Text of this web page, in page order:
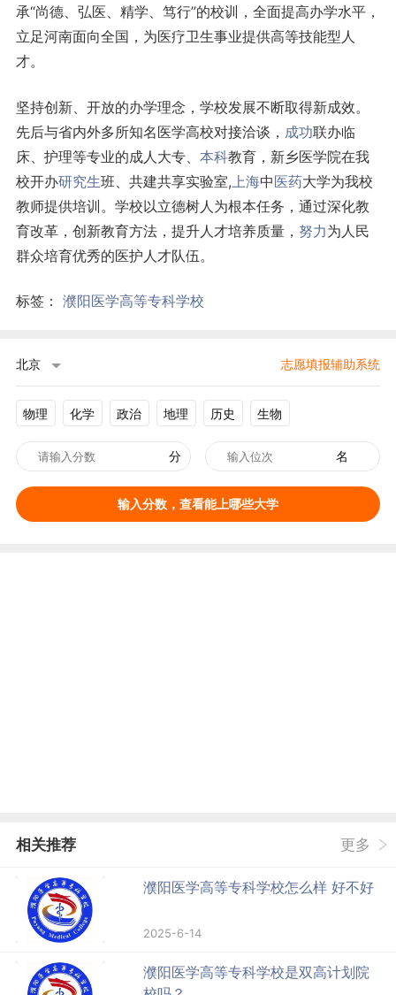
承“尚德、弘医、精学、笃行”的校训，全面提高办学水平，
立足河南面向全国，为医疗卫生事业提供高等技能型人
才。
坚持创新、开放的办学理念，学校发展不断取得新成效。
先后与省内外多所知名医学高校对接洽谈， 成功联办临
床、护理等专业的成人大专、 本科教育，新乡医学院在我
校开办研究生班、共建共享实验室,上海中医药大学为我校
教师提供培训。学校以立德树人为根本任务，通过深化教
育改革，创新教育方法，提升人才培养质量， 努力为人民
群众培育优秀的医护人才队伍。
标签： 濮阳医学高等专科学校
北京 志愿填报辅助系统
物理 化学 政治 地理 历史 生物
分 名
输入分数，查看能上哪些大学
相关推荐 更多
濮阳医学高等专科学校怎么样 好不好
2025-6-14
濮阳医学高等专科学校是双高计划院